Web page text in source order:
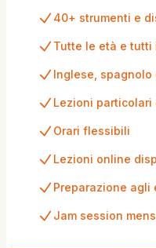
40+ strumenti e
Tutte le età e
Inglese, spagnolo
Lezioni particolari
Orari flessibili
Lezioni online
Preparazione agli
Jam session